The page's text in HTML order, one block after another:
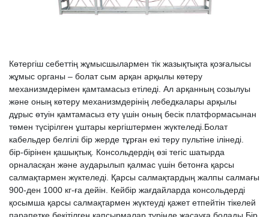
Көтергіш себеттің жұмысшылармен тік жазықтықта қозғалысы
жұмыс органы – болат сым арқан арқылы көтеру
механизмдерімен қамтамасыз етіледі. Ал арқанның созылуы
және оның көтеру механизмдерінің лебедкалары арқылы
дұрыс өтуін қамтамасыз ету үшін оның бесік платформасынан
төмен түсірілген ұштары кергіштермен жүктеледі.Болат
кабельдер белгілі бір жерде тұрған екі теру пультіне ілінеді.
бір-бірінен қашықтық. Консольдердің өзі тегіс шатырда
орналасқан және аударылып қалмас үшін бетонға қарсы
салмақтармен жүктеледі. Қарсы салмақтардың жалпы салмағы
900-ден 1000 кг-ға дейін. Кейбір жағдайларда консольдерді
қосымша қарсы салмақтармен жүктеуді қажет етпейтін тікелей